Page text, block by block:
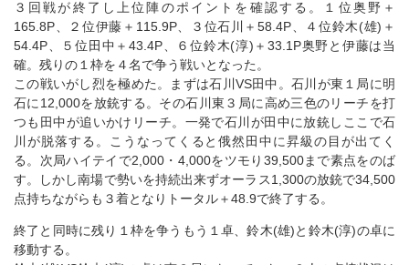
３回戦が終了し上位陣のポイントを確認する。１位奥野＋
165.8P、２位伊藤＋115.9P、３位石川＋58.4P、４位鈴木(雄)＋
54.4P、５位田中＋43.4P、６位鈴木(淳)＋33.1P奥野と伊藤は当
確。残りの１枠を４名で争う戦いとなった。
この戦いがし烈を極めた。まずは石川VS田中。石川が東１局に明
石に12,000を放銃する。その石川東３局に高め三色のリーチを打
つも田中が追いかけリーチ。一発で石川が田中に放銃しここで石
川が脱落する。こうなってくると俄然田中に昇級の目が出てく
る。次局ハイテイで2,000・4,000をツモり39,500まで素点をのば
す。しかし南場で勢いを持続出来ずオーラス1,300の放銃で34,500
点持ちながらも３着となりトータル＋48.9で終了する。
終了と同時に残り１枠を争うもう１卓、鈴木(雄)と鈴木(淳)の卓に
移動する。